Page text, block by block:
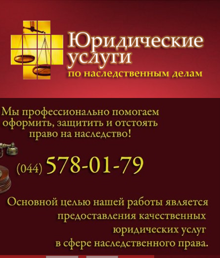
Категории дел
Наследование и Завещание
Оформление наследства
Оспаривание наследства
Адвокат наследственные дела
и Вакансии